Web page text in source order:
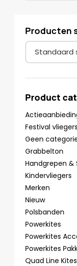
Producten
Product
Festival vliegers
Geen
Grabbelton
Handgrepen &
Kindervliegers
Merken
Nieuw
Polsbanden
Powerkites
Powerkites
Powerkites
Quad Line Kites